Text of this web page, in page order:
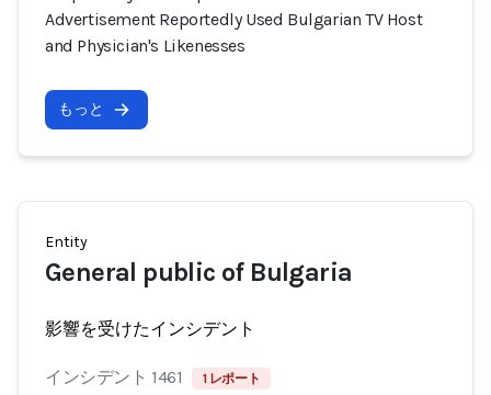
Advertisement Reportedly Used Bulgarian TV Host
and Physician's Likenesses
もっと
Entity
General public of Bulgaria
影響を受けたインシデント
インシデント 1461 1 レポート